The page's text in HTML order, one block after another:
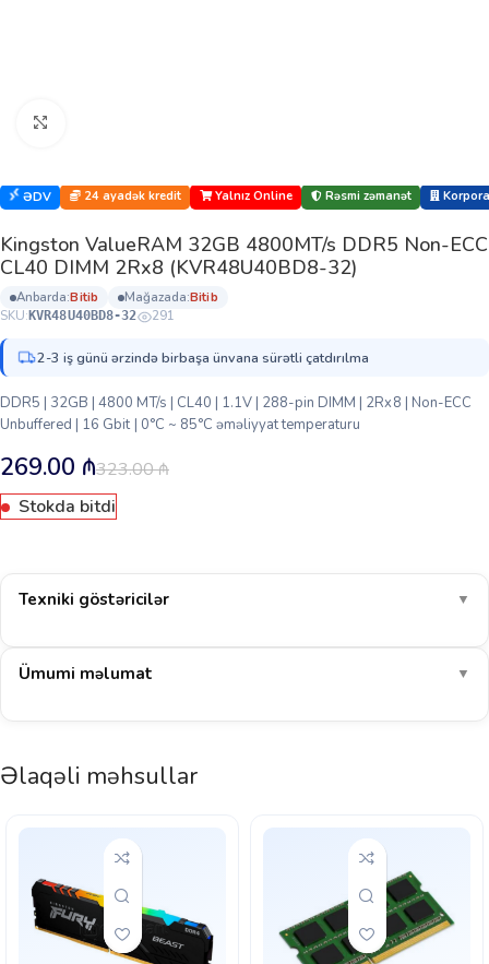
ƏDV 24 ayadək kredit Yalnız Online Rəsmi zəmanət
Kingston ValueRAM 32GB 4800MT/s DDR5 Non-ECC
CL40 DIMM 2Rx8 (KVR48U40BD8-32)
anbarda: bi̇ti̇b mağazada: bi̇ti̇b
SKU: KVR48U40BD8-32 291
2-3 iş günü ərzində birbaşa ünvana sürətli çatdırılma
DDR5 | 32GB | 4800 MT/s | CL40 | 1.1V | 288-pin DIMM | 2Rx8 | Non-ECC
Unbuffered | 16 Gbit | 0°C ~ 85°C əməliyyat temperaturu
323.00₼
269.00 ₼
Stokda bitdi
Texniki göstəricilər ▼
Ümumi məlumat ▼
Əlaqəli məhsullar